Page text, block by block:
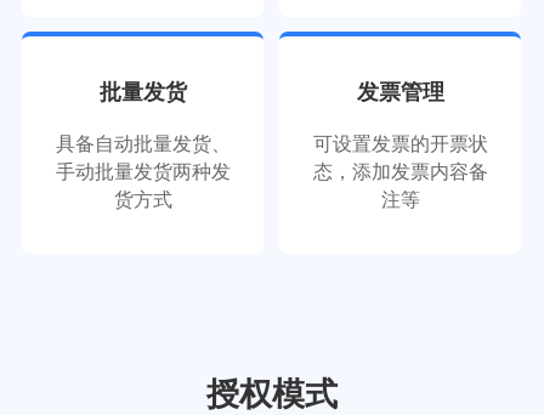
批量发货
具备自动批量发货、
手动批量发货两种发
货方式
发票管理
可设置发票的开票状
态，添加发票内容备
注等
授权模式